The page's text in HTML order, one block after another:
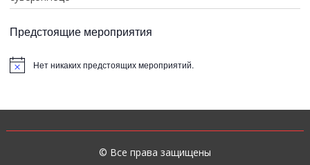
Предстоящие мероприятия
т
Нет никаких предстоящих мероприятий.
© Все права защищены